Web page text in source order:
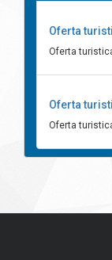
Oferta
Oferta
Oferta
Oferta